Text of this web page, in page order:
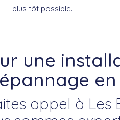
plus tôt possible.
une
appel à Les